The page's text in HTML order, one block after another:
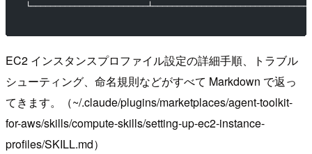
EC2 インスタンスプロファイル設定の詳細手順、トラブル
シューティング、命名規則などがすべて Markdown で返っ
てきます。（~/.claude/plugins/marketplaces/agent-toolkit-
for-aws/skills/compute-skills/setting-up-ec2-instance-
profiles/SKILL.md）